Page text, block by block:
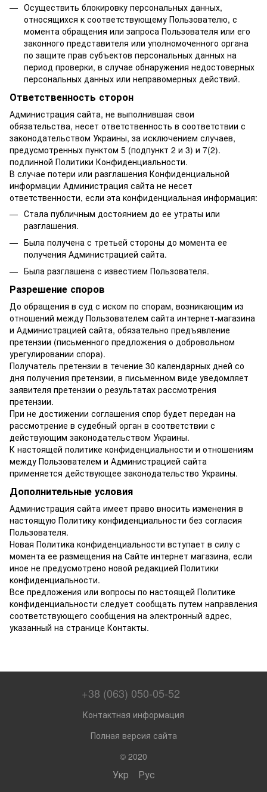
Осуществить блокировку персональных данных,
относящихся к соответствующему Пользователю, с
момента обращения или запроса Пользователя или его
законного представителя или уполномоченного органа
по защите прав субъектов персональных данных на
период проверки, в случае обнаружения недостоверных
персональных данных или неправомерных действий.
Ответственность сторон
Администрация сайта, не выполнившая свои
обязательства, несет ответственность в соответствии с
законодательством Украины, за исключением случаев,
предусмотренных пунктом 5 (подпункт 2 и 3) и 7(2).
подлинной Политики Конфиденциальности.
В случае потери или разглашения Конфиденциальной
информации Администрация сайта не несет
ответственности, если эта конфиденциальная информация:
Стала публичным достоянием до ее утраты или
разглашения.
Была получена с третьей стороны до момента ее
получения Администрацией сайта.
Была разглашена с известием Пользователя.
Разрешение споров
До обращения в суд с иском по спорам, возникающим из
отношений между Пользователем сайта интернет-магазина
и Администрацией сайта, обязательно предъявление
претензии (письменного предложения о добровольном
урегулировании спора).
Получатель претензии в течение 30 календарных дней со
дня получения претензии, в письменном виде уведомляет
заявителя претензии о результатах рассмотрения
претензии.
При не достижении соглашения спор будет передан на
рассмотрение в судебный орган в соответствии с
действующим законодательством Украины.
К настоящей политике конфиденциальности и отношениям
между Пользователем и Администрацией сайта
применяется действующее законодательство Украины.
Дополнительные условия
Администрация сайта имеет право вносить изменения в
настоящую Политику конфиденциальности без согласия
Пользователя.
Новая Политика конфиденциальности вступает в силу с
момента ее размещения на Сайте интернет магазина, если
иное не предусмотрено новой редакцией Политики
конфиденциальности.
Все предложения или вопросы по настоящей Политике
конфиденциальности следует сообщать путем направления
соответствующего сообщения на электронный адрес,
указанный на странице Контакты.
+38 (063) 050-05-52
Контактная информация
Полная версия сайта
© 2020
Укр Рус